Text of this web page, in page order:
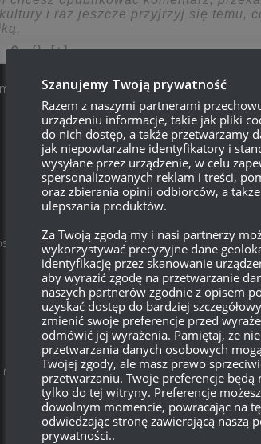
{} [+]
Dowiedz się, w jaki sposób przetwarzane
być drugi gracz który ma tego Hacka
Szanujemy Twoją prywatność
Razem z naszymi partnerami
urządzeniu informacje, takie jak pliki
do nich dostęp, a także przetwarzamy
jak niepowtarzalne identyfikatory i
wysyłane przez urządzenie, w celu
spersonalizowanych reklam i treści,
oraz zbierania opinii odbiorców, a
ulepszania produktów.
Za Twoją zgodą my i nasi partnerzy
wykorzystywać precyzyjne dane
identyfikację przez skanowanie
aby wyrazić zgodę na przetwarzanie
naszych partnerów zgodnie z opisem
uzyskać dostęp do bardziej
zmienić swoje preferencje przed
odmówić jej wyrażenia. Pamiętaj, że
przetwarzania danych osobowych
Twojej zgody, ale masz prawo
przetwarzaniu. Twoje preferencje będą
tylko do tej witryny. Preferencje
dowolnym momencie, powracając na
odwiedzając stronę zawierającą naszą
prywatności..